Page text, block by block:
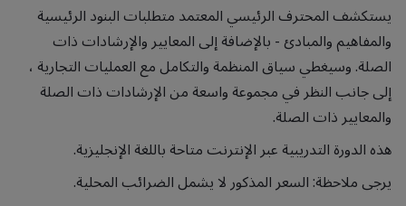
يستكشف المحترف الرئيسي المعتمد متطلبات البنود الرئيسية
والمفاهيم والمبادئ - بالإضافة إلى المعايير والإرشادات ذات
الصلة. وسيغطي سياق المنظمة والتكامل مع العمليات التجارية ،
إلى جانب النظر في مجموعة واسعة من الإرشادات ذات الصلة
والمعايير ذات الصلة.
هذه الدورة التدريبية عبر الإنترنت متاحة باللغة الإنجليزية.
يرجى ملاحظة: السعر المذكور لا يشمل الضرائب المحلية.